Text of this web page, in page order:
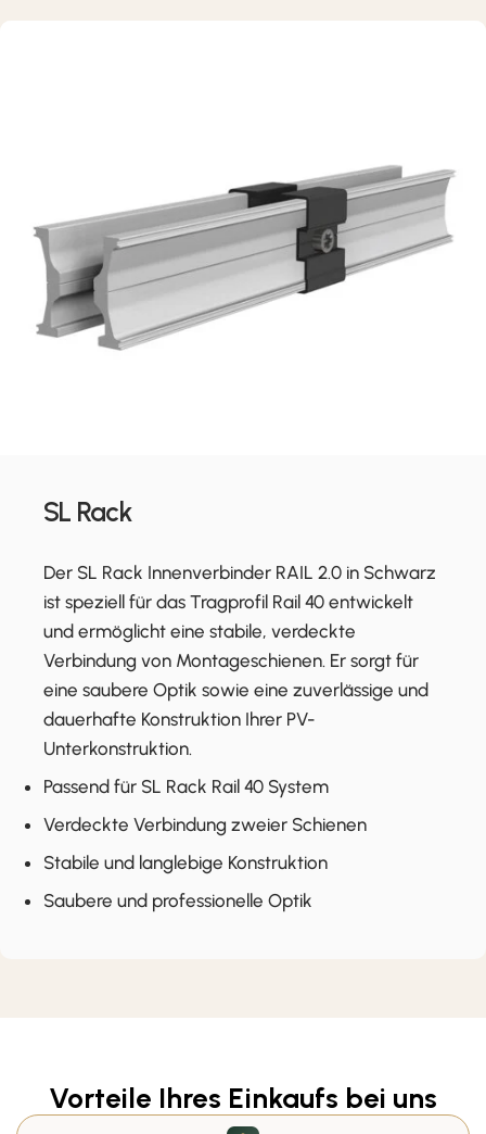
SL Rack
Der SL Rack Innenverbinder RAIL 2.0 in Schwarz
ist speziell für das Tragprofil Rail 40 entwickelt
und ermöglicht eine stabile, verdeckte
Verbindung von Montageschienen. Er sorgt für
eine saubere Optik sowie eine zuverlässige und
dauerhafte Konstruktion Ihrer PV-
Unterkonstruktion.
Passend für SL Rack Rail 40 System
Verdeckte Verbindung zweier Schienen
Stabile und langlebige Konstruktion
Saubere und professionelle Optik
Vorteile Ihres Einkaufs bei uns